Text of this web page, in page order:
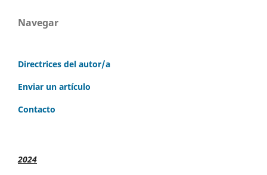
Navegar
Directrices del autor/a
Enviar un artículo
Contacto
2024